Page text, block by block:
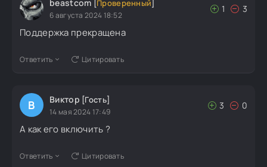
beastcom [Проверенный]
6 августа 2024 18:52
1 3
Поддержка прекращена
Ответить Цитировать
В Виктор [Гость]
14 мая 2024 17:49
3 0
А как его включить ?
Ответить Цитировать